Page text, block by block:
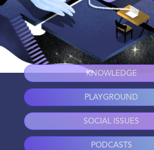
KNOWLEDGE
PLAYGROUND
SOCIAL ISSUES
PODCASTS